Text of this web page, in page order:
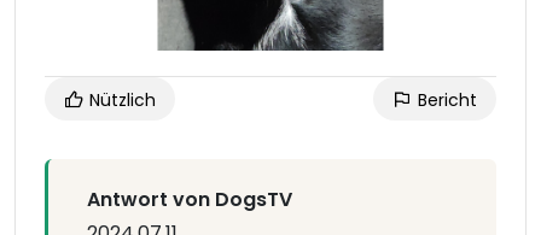
Nützlich Bericht
Antwort von DogsTV